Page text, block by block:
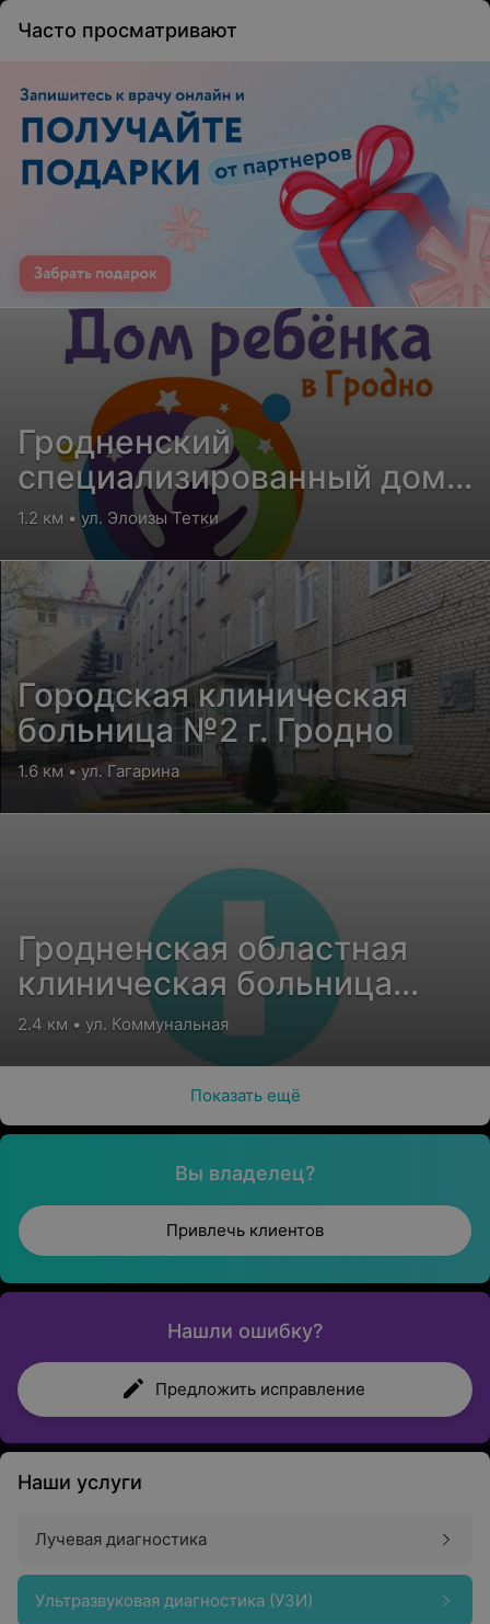
Часто просматривают
Гродненский
специализированный дом
ребенка для детей с
поражением ЦНС и
нарушением психики
1.2 км • ул. Элоизы Тетки
Городская клиническая
больница №2 г. Гродно
1.6 км • ул. Гагарина
Гродненская областная
клиническая больница
медицинской
реабилитации
2.4 км • ул. Коммунальная
Показать ещё
Вы владелец?
Привлечь клиентов
Нашли ошибку?
Предложить исправление
Наши услуги
Лучевая диагностика
Ультразвуковая диагностика (УЗИ)